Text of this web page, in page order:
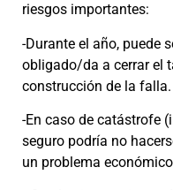
riesgos importantes:
-Durante el año, puede
obligado/da a cerrar el
construcción de la falla.
-En caso de catástrofe
seguro podría no
un problema